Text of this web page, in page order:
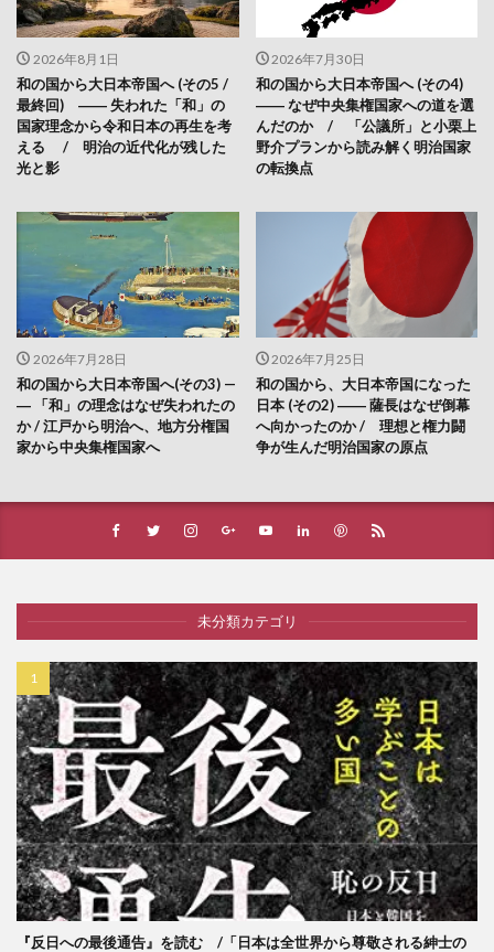
2026年8月1日
和の国から大日本帝国へ (その5 /
最終回) ―― 失われた「和」の
国家理念から令和日本の再生を考
える / 明治の近代化が残した
光と影
2026年7月30日
和の国から大日本帝国へ (その4)
―― なぜ中央集権国家への道を選
んだのか / 「公議所」と小栗上
野介プランから読み解く明治国家
の転換点
2026年7月28日
和の国から大日本帝国へ(その3) —
― 「和」の理念はなぜ失われたの
か / 江戸から明治へ、地方分権国
家から中央集権国家へ
2026年7月25日
和の国から、大日本帝国になった
日本 (その2) ―― 薩長はなぜ倒幕
へ向かったのか / 理想と権力闘
争が生んだ明治国家の原点
未分類カテゴリ
『反日への最後通告』を読む /「日本は全世界から尊敬される紳士の